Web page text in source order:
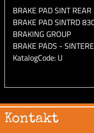
BRAKE PAD SINT REAR
BRAKE PAD SINTRD
BRAKING GROUP
BRAKE PADS -
KatalogCode: U
Kontakt